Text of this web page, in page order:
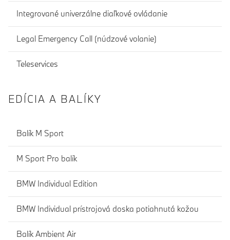
Integrované univerzálne diaľkové ovládanie
Legal Emergency Call (núdzové volanie)
Teleservices
EDÍCIA A BALÍKY
Balík M Sport
M Sport Pro balík
BMW Individual Edition
BMW Individual prístrojová doska potiahnutá kožou
Balík Ambient Air